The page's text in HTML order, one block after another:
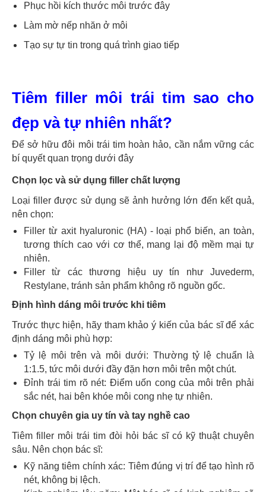
Phục hồi kích thước môi trước đây
Làm mờ nếp nhăn ở môi
Tạo sự tự tin trong quá trình giao tiếp
Tiêm filler môi trái tim sao cho
đẹp và tự nhiên nhất?
Để sở hữu đôi môi trái tim hoàn hảo, cần nắm vững các
bí quyết quan trọng dưới đây
Chọn lọc và sử dụng filler chất lượng
Loại filler được sử dụng sẽ ảnh hưởng lớn đến kết quả,
nên chọn:
Filler từ axit hyaluronic (HA) - loại phổ biến, an toàn,
tương thích cao với cơ thể, mang lại độ mềm mại tự
nhiên.
Filler từ các thương hiệu uy tín như Juvederm,
Restylane, tránh sản phẩm không rõ nguồn gốc.
Định hình dáng môi trước khi tiêm
Trước thực hiện, hãy tham khảo ý kiến của bác sĩ để xác
định dáng môi phù hợp:
Tỷ lệ môi trên và môi dưới: Thường tỷ lệ chuẩn là
1:1.5, tức môi dưới đầy đặn hơn môi trên một chút.
Đỉnh trái tim rõ nét: Điểm uốn cong của môi trên phải
sắc nét, hai bên khóe môi cong nhẹ tự nhiên.
Chọn chuyên gia uy tín và tay nghề cao
Tiêm filler môi trái tim đòi hỏi bác sĩ có kỹ thuật chuyên
sâu. Nên chọn bác sĩ:
Kỹ năng tiêm chính xác: Tiêm đúng vị trí để tạo hình rõ
nét, không bị lệch.